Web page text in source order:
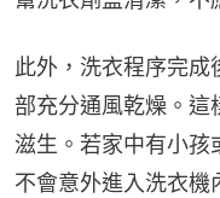
此外，洗衣程序完成
部充分通風乾燥。這
滋生。若家中有小孩
不會意外進入洗衣機